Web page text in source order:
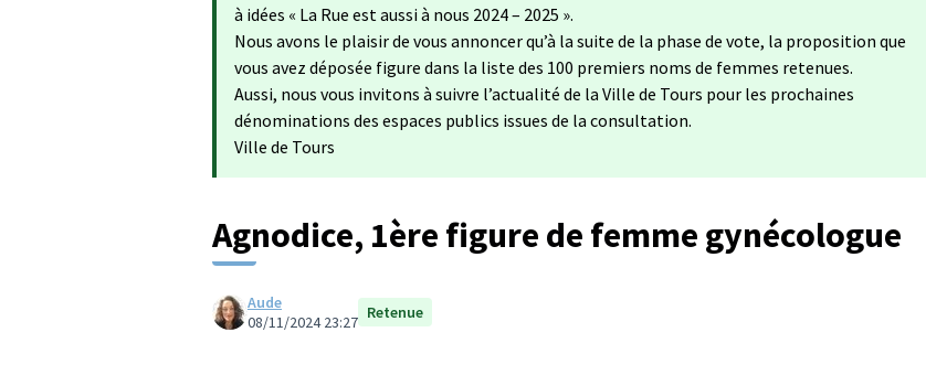
à idées « La Rue est aussi à nous 2024 – 2025 ».
Nous avons le plaisir de vous annoncer qu’à la suite de la phase de vote, la proposition que
vous avez déposée figure dans la liste des 100 premiers noms de femmes retenues.
Aussi, nous vous invitons à suivre l’actualité de la Ville de Tours pour les prochaines
dénominations des espaces publics issues de la consultation.
Ville de Tours
Agnodice, 1ère figure de femme gynécologue
Aude
08/11/2024 23:27 Retenue